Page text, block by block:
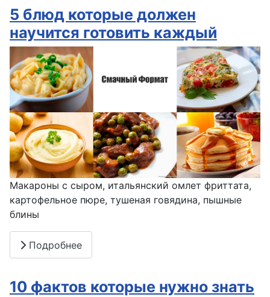
5 блюд которые должен
научится готовить каждый
Макароны с сыром, итальянский омлет фриттата,
картофельное пюре, тушеная говядина, пышные
блины
Подробнее
10 фактов которые нужно знать